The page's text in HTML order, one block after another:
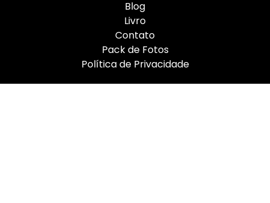
Blog
Livro
Contato
Pack de Fotos
Política de Privacidade